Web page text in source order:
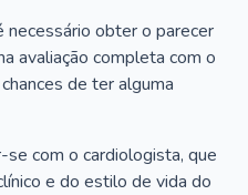
necessário obter o parecer
avaliação completa com o
de ter alguma
com o cardiologista, que
e do estilo de vida do